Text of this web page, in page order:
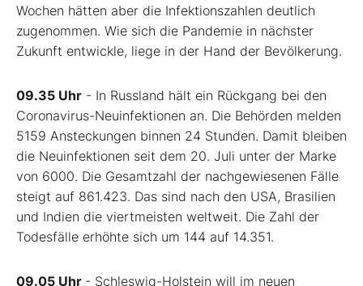
Wochen hätten aber die Infektionszahlen deutlich
zugenommen. Wie sich die Pandemie in nächster
Zukunft entwickle, liege in der Hand der Bevölkerung.
09.35 Uhr - In Russland hält ein Rückgang bei den
Coronavirus-Neuinfektionen an. Die Behörden melden
5159 Ansteckungen binnen 24 Stunden. Damit bleiben
die Neuinfektionen seit dem 20. Juli unter der Marke
von 6000. Die Gesamtzahl der nachgewiesenen Fälle
steigt auf 861.423. Das sind nach den USA, Brasilien
und Indien die viertmeisten weltweit. Die Zahl der
Todesfälle erhöhte sich um 144 auf 14.351.
09.05 Uhr - Schleswig-Holstein will im neuen